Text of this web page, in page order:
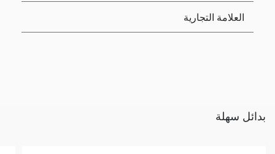
العلامة التجارية
بدائل سهلة